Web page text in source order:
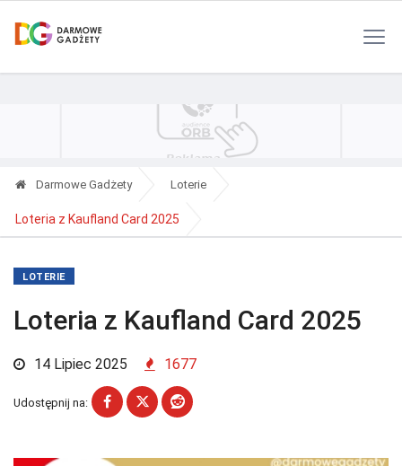
Darmowe Gadżety Loterie
Loteria z Kaufland Card 2025
LOTERIE
Loteria z Kaufland Card 2025
14 Lipiec 2025 1677
Udostępnij na: